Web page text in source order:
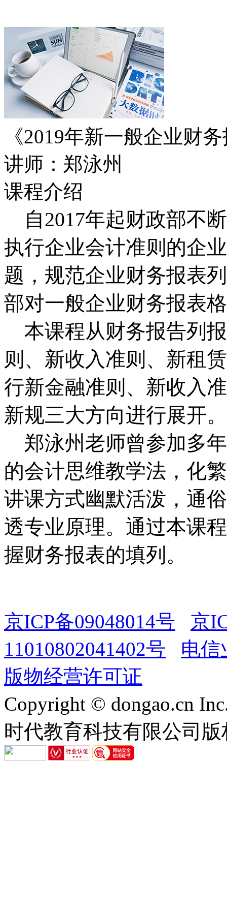
《2019年新一般企业财
讲师：郑泳州
课程介绍
自2017年起财政部不
执行企业会计准则的企
题，规范企业财务报表
部对一般企业财务报表
本课程从财务报告列
则、新收入准则、新租
行新金融准则、新收入
新规三大方向进行展开。
郑泳州老师曾参加多
的会计思维教学法，化
讲课方式幽默活泼，通
透专业原理。通过本课
握财务报表的填列。
京ICP备09048014号
京
11010802041402号
电信
版物经营许可证
Copyright © dongao.cn
时代教育科技有限公司版